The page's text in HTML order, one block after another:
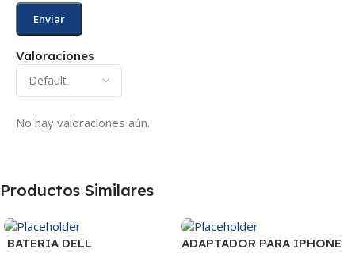
Valoraciones
No hay valoraciones aún.
Productos Similares
BATERIA DELL
ADAPTADOR PARA IPHONE